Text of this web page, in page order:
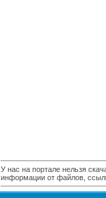
У нас на портале нельзя
информации от файлов,